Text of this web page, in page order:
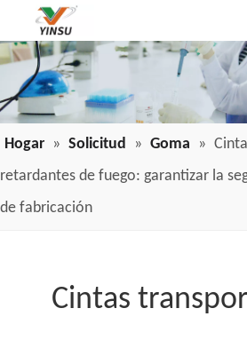
Hogar » Solicitud » Goma »
retardantes de fuego: garantizar la
de fabricación
Cintas